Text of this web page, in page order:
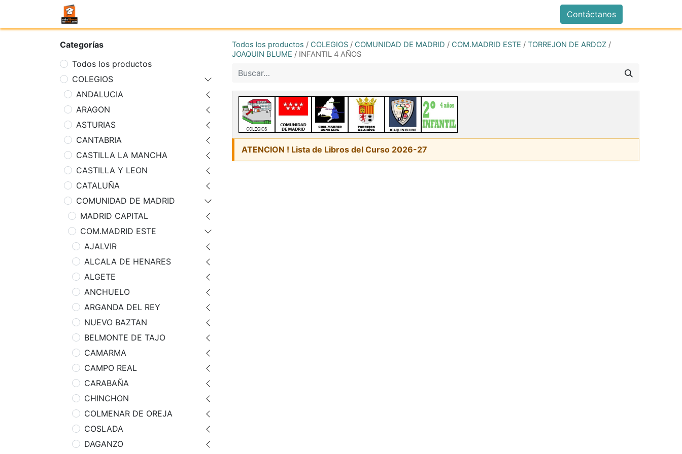
Contáctanos
Categorías
Todos los productos
COLEGIOS
ANDALUCIA
ARAGON
ASTURIAS
CANTABRIA
CASTILLA LA MANCHA
CASTILLA Y LEON
CATALUÑA
COMUNIDAD DE MADRID
MADRID CAPITAL
COM.MADRID ESTE
AJALVIR
ALCALA DE HENARES
ALGETE
ANCHUELO
ARGANDA DEL REY
NUEVO BAZTAN
BELMONTE DE TAJO
CAMARMA
CAMPO REAL
CARABAÑA
CHINCHON
COLMENAR DE OREJA
COSLADA
DAGANZO
Todos los productos / COLEGIOS / COMUNIDAD DE MADRID / COM.MADRID ESTE / TORREJON DE ARDOZ /
JOAQUIN BLUME / INFANTIL 4 AÑOS
ATENCION ! Lista de Libros del Curso 2026-27